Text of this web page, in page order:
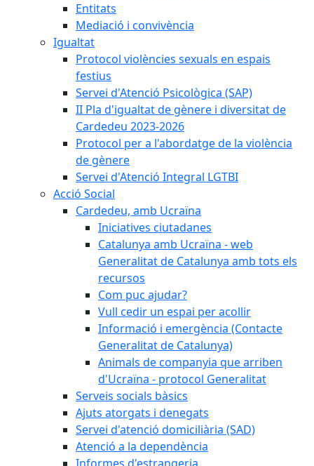
Entitats
Mediació i convivència
Igualtat
Protocol violències sexuals en espais
festius
Servei d'Atenció Psicològica (SAP)
II Pla d'igualtat de gènere i diversitat de
Cardedeu 2023-2026
Protocol per a l'abordatge de la violència
de gènere
Servei d'Atenció Integral LGTBI
Acció Social
Cardedeu, amb Ucraïna
Iniciatives ciutadanes
Catalunya amb Ucraïna - web
Generalitat de Catalunya amb tots els
recursos
Com puc ajudar?
Vull cedir un espai per acollir
Informació i emergència (Contacte
Generalitat de Catalunya)
Animals de companyia que arriben
d'Ucraïna - protocol Generalitat
Serveis socials bàsics
Ajuts atorgats i denegats
Servei d'atenció domiciliària (SAD)
Atenció a la dependència